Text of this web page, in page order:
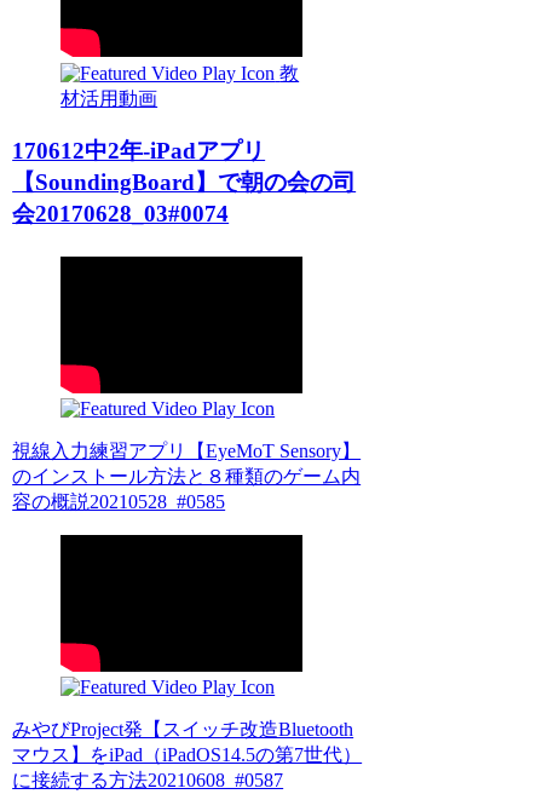
教
材活用動画
170612中2年-iPadアプリ
【SoundingBoard】で朝の会の司
会20170628_03#0074
視線入力練習アプリ【EyeMoT Sensory】
のインストール方法と８種類のゲーム内
容の概説20210528_#0585
みやびProject発【スイッチ改造Bluetooth
マウス】をiPad（iPadOS14.5の第7世代）
に接続する方法20210608_#0587